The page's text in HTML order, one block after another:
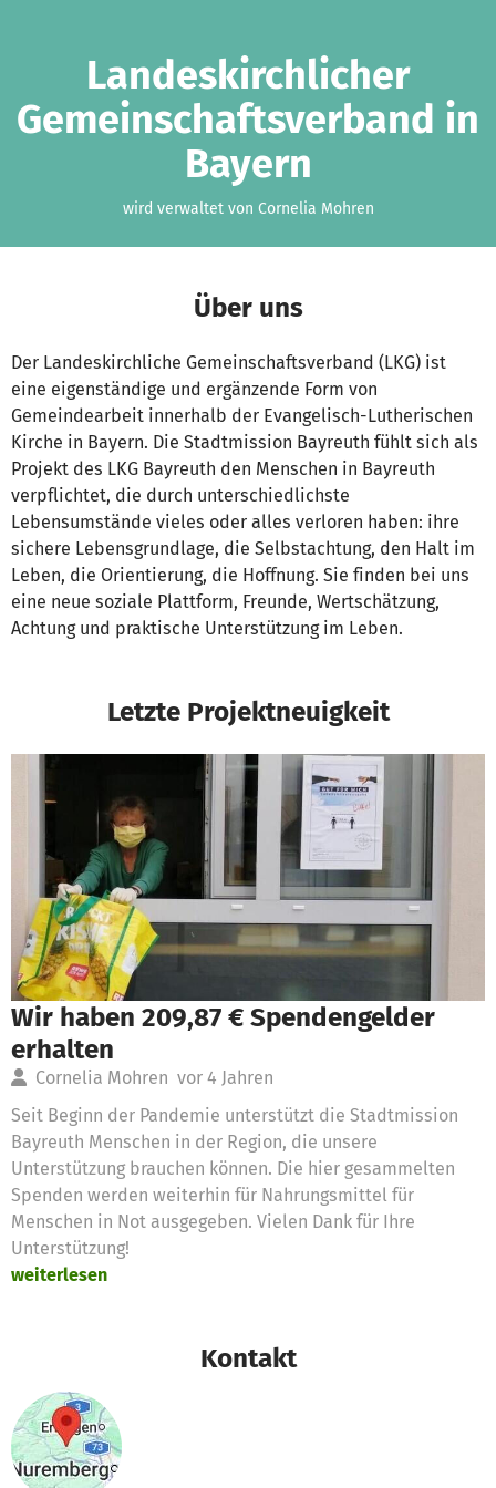
Landeskirchlicher
Gemeinschaftsverband in
Bayern
wird verwaltet von Cornelia Mohren
Über uns
Der Landeskirchliche Gemeinschaftsverband (LKG) ist
eine eigenständige und ergänzende Form von
Gemeindearbeit innerhalb der Evangelisch-Lutherischen
Kirche in Bayern. Die Stadtmission Bayreuth fühlt sich als
Projekt des LKG Bayreuth den Menschen in Bayreuth
verpflichtet, die durch unterschiedlichste
Lebensumstände vieles oder alles verloren haben: ihre
sichere Lebensgrundlage, die Selbstachtung, den Halt im
Leben, die Orientierung, die Hoffnung. Sie finden bei uns
eine neue soziale Plattform, Freunde, Wertschätzung,
Achtung und praktische Unterstützung im Leben.
Letzte Projektneuigkeit
Wir haben 209,87 € Spendengelder
erhalten
Cornelia Mohren vor 4 Jahren
Seit Beginn der Pandemie unterstützt die Stadtmission
Bayreuth Menschen in der Region, die unsere
Unterstützung brauchen können. Die hier gesammelten
Spenden werden weiterhin für Nahrungsmittel für
Menschen in Not ausgegeben. Vielen Dank für Ihre
Unterstützung!
weiterlesen
Kontakt